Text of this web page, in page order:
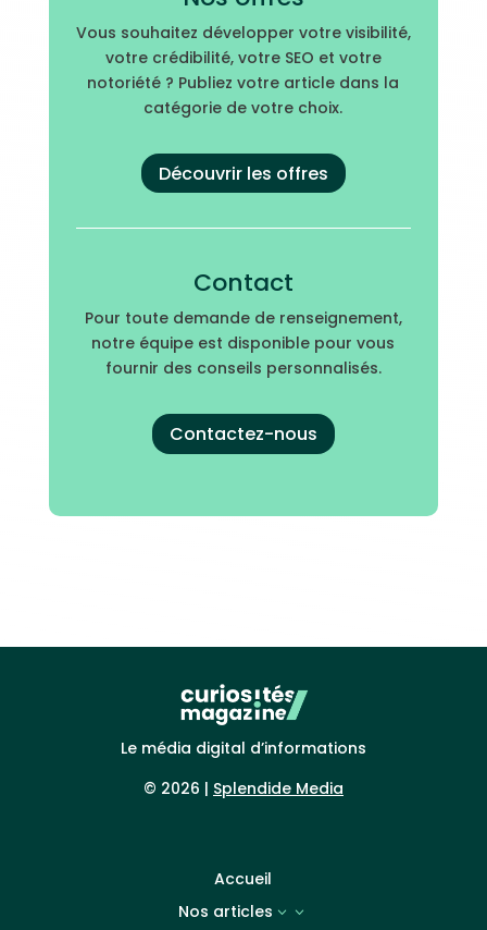
Vous souhaitez développer votre visibilité,
votre crédibilité, votre SEO et votre
notoriété ? Publiez votre article dans la
catégorie de votre choix.
Découvrir les offres
Contact
Pour toute demande de renseignement,
notre équipe est disponible pour vous
fournir des conseils personnalisés.
Contactez-nous
Le média digital d’informations
© 2026 | Splendide Media
Accueil
Nos articles
3